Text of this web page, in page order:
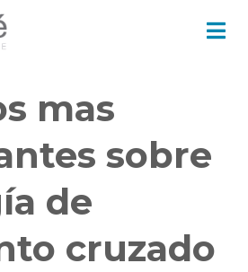
mas
sobre
de
cruzado